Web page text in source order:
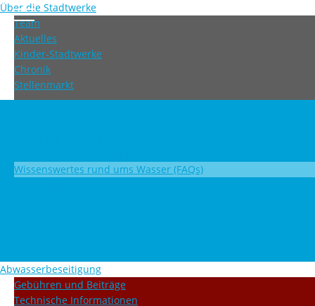
Über die Stadtwerke
Team
Aktuelles
Kinder-Stadtwerke
Chronik
Stellenmarkt
Wissenswertes rund ums Wasser (FAQs)
Abwasserbeseitigung
Gebühren und Beiträge
Technische Informationen